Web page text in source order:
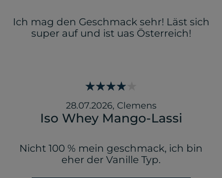
Ich mag den Geschmack sehr! Läst sich
super auf und ist uas Österreich!
28.07.2026, Clemens
Iso Whey Mango-Lassi
Nicht 100 % mein geschmack, ich bin
eher der Vanille Typ.